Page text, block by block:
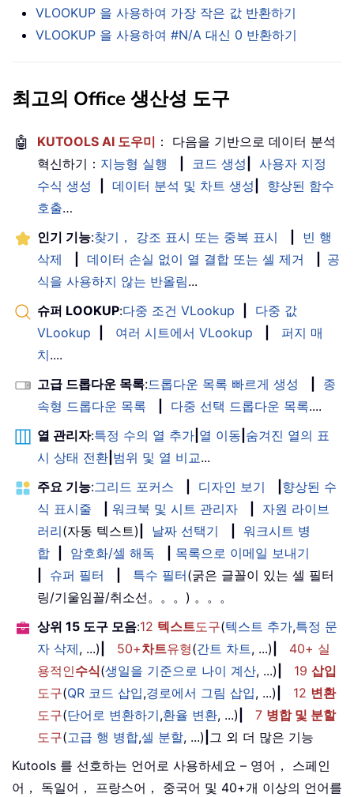
VLOOKUP 을 사용하여 가장 작은 값 반환하기
VLOOKUP 을 사용하여 #N/A 대신 0 반환하기
최고의 Office 생산성 도구
🤖 KUTOOLS AI 도우미 ： 다음을 기반으로 데이터 분석
혁신하기： 지능형 실행 코드 생성
사용자 지정
수식 생성
데이터 분석 및 차트 생성
향상된 함수
호출…
인기 기능:찾기， 강조 표시 또는 중복 표시
빈 행
삭제
데이터 손실 없이 열 결합 또는 셀 제거
공
식을 사용하지 않는 반올림...
슈퍼 LOOKUP:다중 조건 VLookup
다중 값
VLookup
여러 시트에서 VLookup
퍼지 매
치....
고급 드롭다운 목록:드롭다운 목록 빠르게 생성
종
속형 드롭다운 목록
다중 선택 드롭다운 목록....
열 관리자:특정 수의 열 추가 열 이동 숨겨진 열의 표
시 상태 전환 범위 및 열 비교...
주요 기능:그리드 포커스 디자인 보기
향상된 수
식 표시줄
워크북 및 시트 관리자
자원 라이브
러리(자동 텍스트) 날짜 선택기
워크시트 병
합
암호화/셀 해독
목록으로 이메일 보내기
슈퍼 필터 특수 필터(굵은 글꼴이 있는 셀 필터
링/기울임꼴/취소선。。。) 。。。
상위 15 도구 모음:12 텍스트도구(텍스트 추가,특정 문
자 삭제, ...) 50+차트유형(간트 차트, ...)
40+ 실
용적인수식(생일을 기준으로 나이 계산, ...) 19 삽입
도구(QR 코드 삽입,경로에서 그림 삽입, ...) 12 변환
도구(단어로 변환하기,환율 변환, ...) 7 병합 및 분할
도구(고급 행 병합,셀 분할, ...) 그 외 더 많은 기능
Kutools 를 선호하는 언어로 사용하세요 – 영어， 스페인
어， 독일어， 프랑스어， 중국어 및 40+개 이상의 언어를